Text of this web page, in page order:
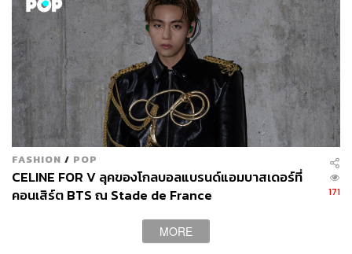
FASHION / POP
CELINE FOR V ลุคของโกลบอลแบรนด์แอมบาสเดอร์ที่
คอนเสิร์ต BTS ณ Stade de France
171
MORE